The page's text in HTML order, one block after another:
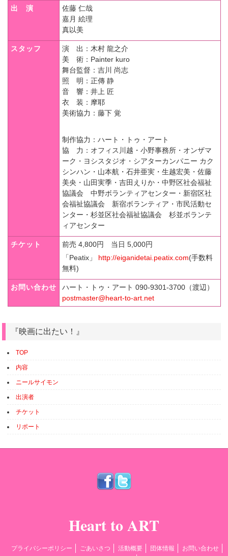
出 演
佐藤 仁哉
嘉月 絵理
真以美
スタッフ 演 出 ：木村 龍之介
美 術：Painter kuro
舞台監督 ：吉川 尚志
照 明 ：正傳 静
音 響：井上 匠
衣 装 ：摩耶
美術協力 ：藤下 覚
制作協力 ：ハート・トゥ・アート
協 力 ：オフィス川越・小野事務所・オンザマ
ーク・ヨシスタジオ・シアターカンパニー カク
シンハン・山本航・石井亜実・生越宏美・佐藤
美央・山田実季・吉田えりか・中野区社会福祉
協議会 中野ボランティアセンター・新宿区社
会福祉協議会 新宿ボランティア・市民活動セ
ンター・杉並区社会福祉協議会 杉並ボランテ
ィアセンター
チケット
前売 4,800円 当日 5,000円
「Peatix」
http://eiganidetai.peatix.com(手数料
無料)
お問い合わせ
ハート・トゥ・アート 090-9301-3700（渡辺）
postmaster@heart-to-art.net
『映画に出たい！』
TOP
内容
ニールサイモン
出演者
チケット
リポート
Heart to ART
プライバシーポリシー ごあいさつ 活動概要 団体情報
お問い合わせ